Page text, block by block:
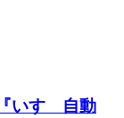
いすゞ自動